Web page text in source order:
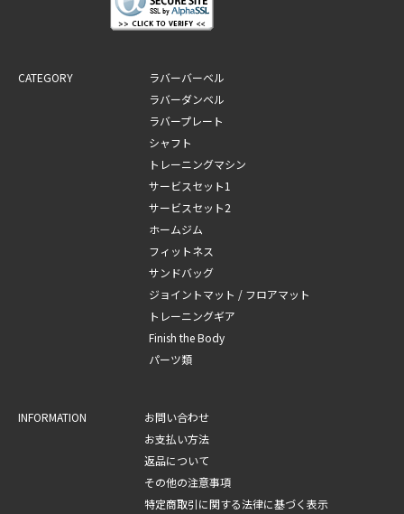
CATEGORY
ラバーバーベル
ラバーダンベル
ラバープレート
シャフト
トレーニングマシン
サービスセット1
サービスセット2
ホームジム
フィットネス
サンドバッグ
ジョイントマット / フロアマット
トレーニングギア
Finish the Body
パーツ類
INFORMATION
お問い合わせ
お支払い方法
返品について
その他の注意事項
特定商取引に関する法律に基づく表示